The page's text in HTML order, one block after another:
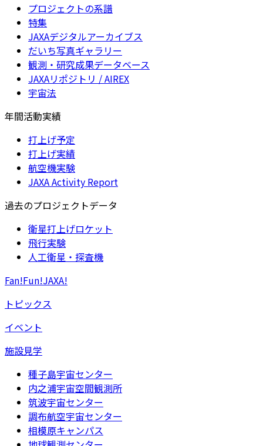
プロジェクトの系譜
特集
JAXAデジタルアーカイブス
だいち写真ギャラリー
観測・研究成果データベース
JAXAリポジトリ / AIREX
宇宙法
年間活動実績
打上げ予定
打上げ実績
航空機実験
JAXA Activity Report
過去のプロジェクトデータ
衛星打上げロケット
飛行実験
人工衛星・探査機
Fan!Fun!JAXA!
トピックス
イベント
施設見学
種子島宇宙センター
内之浦宇宙空間観測所
筑波宇宙センター
調布航空宇宙センター
相模原キャンパス